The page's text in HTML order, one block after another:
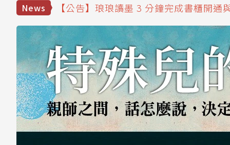
News
【公告】琅琅讀墨 3 分鐘完成書櫃開
【公告】琅琅讀墨數位閱讀資產合併與